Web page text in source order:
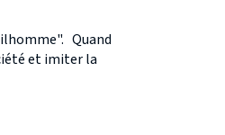
Quand
et imiter la